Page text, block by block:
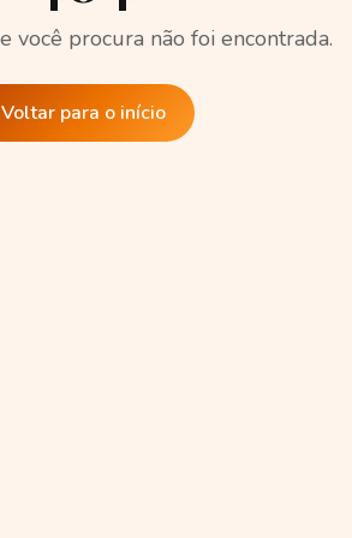
você procura não foi encontrada.
Voltar para o início